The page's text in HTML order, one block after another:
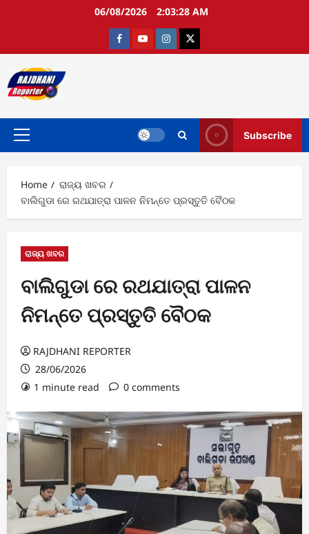
06/08/2026 2:03:29 AM
FacebookYoutubeInstagramtwitter
Primary
Subscribe
Home
ରାଜ୍ୟ ଖବର
ବାଲିଗୁଡା ରେ ରଥଯାତ୍ରା ପାଳନ ନିମନ୍ତେ ପ୍ରସ୍ତୁତି ବୈଠକ
ରାଜ୍ୟ ଖବର
ବାଲିଗୁଡା ରେ ରଥଯାତ୍ରା ପାଳନ
ନିମନ୍ତେ ପ୍ରସ୍ତୁତି ବୈଠକ
RAJDHANI REPORTER
28/06/2026
1 minute read
0 comments